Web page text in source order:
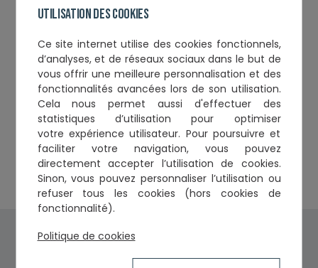
Utilisation des cookies
Ce site internet utilise des cookies fonctionnels,
d’analyses, et de réseaux sociauxdans le but de
vous offrir une meilleure personnalisation et des
fonctionnalités avancées lors de son utilisation.
Cela nous permet aussi d'effectuerdes
statistiques d’utilisationpour optimiser
votre expérience utilisateur. Pour poursuivre et
faciliter votre navigation, vous pouvez
directement accepter l’utilisation de cookies.
Sinon, vous pouvez personnaliser l’utilisation ou
refuser tous les cookies (hors cookies de
fonctionnalité).
Politique de cookies
Cabinets et établissements
SELAS BARTHELEMY AVOCATS
49, grande rue Saint-Michel
31400
TOULOUSE
Tél. :0534419060
Courriel :toulouse@barthelemy-avocats.com